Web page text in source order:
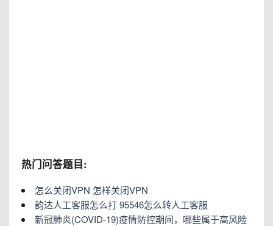
热门问答题目:
怎么关闭VPN 怎样关闭VPN
韵达人工客服怎么打 95546怎么转人工客服
新冠肺炎(COVID-19)疫情防控期间，哪些属于高风险